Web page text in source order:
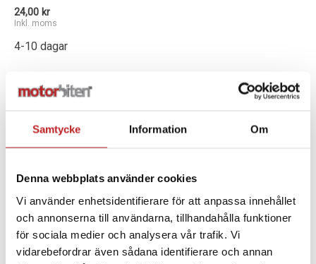
Samtycke Information Om
Denna webbplats använder cookies
Vi använder enhetsidentifierare för att anpassa innehållet
och annonserna till användarna, tillhandahålla funktioner
för sociala medier och analysera vår trafik. Vi
vidarebefordrar även sådana identifierare och annan
24,00 kr
Inkl. moms
4-10 dagar
- +
SPECIFIKATION